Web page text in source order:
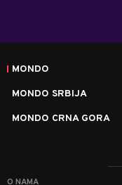
MONDO
MONDO SRBIJA
MONDO CRNA GORA
O NAMA